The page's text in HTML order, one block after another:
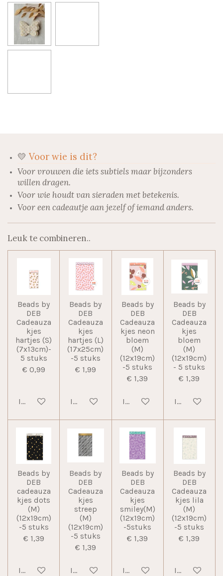
💛 Voor wie is dit?
Voor vrouwen die iets subtiels maar bijzonders
willen dragen.
Voor wie houdt van sieraden met betekenis.
Voor een cadeautje aan jezelf of iemand anders.
Leuk te combineren..
Beads by
DEB
Cadeauza
kjes
hartjes (S)
(7x13cm)-
5 stuks
€ 0,99
In winkelwagen
Beads by
DEB
Cadeauza
kjes
hartjes (L)
(17x25cm)
-5 stuks
€ 1,99
In winkelwagen
Beads by
DEB
Cadeauza
kjes neon
bloem
(M)
(12x19cm)
-5 stuks
€ 1,39
In winkelwagen
Beads by
DEB
Cadeauza
kjes
bloem
(M)
(12x19cm)
- 5 stuks
€ 1,39
In
Beads by
DEB
cadeauza
kjes dots
(M)
(12x19cm)
-5 stuks
€ 1,39
In winkelwagen
Beads by
DEB
Cadeauza
kjes
streep
(M)
(12x19cm)
-5 stuks
€ 1,39
In winkelwagen
Beads by
DEB
Cadeauza
kjes
smiley(M)
(12x19cm)
-5stuks
€ 1,39
In winkelwagen
Beads by
DEB
Cadeauza
kjes lila
(M)
(12x19cm)
-5 stuks
€ 1,39
In